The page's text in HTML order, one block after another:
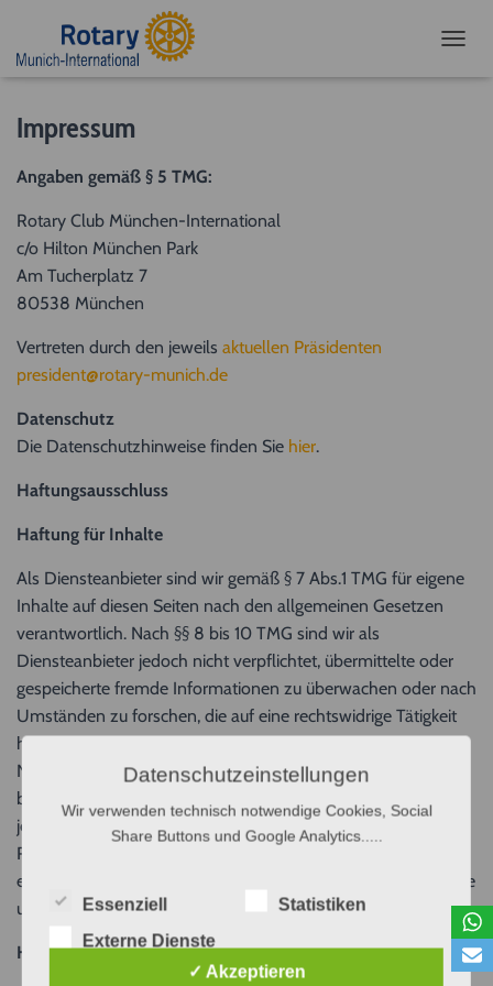
Impressum
Angaben gemäß § 5 TMG:
Rotary Club München-International
c/o Hilton München Park
Am Tucherplatz 7
80538 München
Vertreten durch den jeweils aktuellen Präsidenten
president@rotary-munich.de
Datenschutz
Die Datenschutzhinweise finden Sie hier.
Haftungsausschluss
Haftung für Inhalte
Als Diensteanbieter sind wir gemäß § 7 Abs.1 TMG für eigene
Inhalte auf diesen Seiten nach den allgemeinen Gesetzen
verantwortlich. Nach §§ 8 bis 10 TMG sind wir als
Diensteanbieter jedoch nicht verpflichtet, übermittelte oder
gespeicherte fremde Informationen zu überwachen oder nach
Umständen zu forschen, die auf eine rechtswidrige Tätigkeit
hinweisen. Verpflichtungen zur Entfernung oder Sperrung der
Nutzung von Informationen nach den allgemeinen Gesetzen
bleiben hiervon unberührt. Eine diesbezügliche Haftung ist
jedoch erst ab dem Zeitpunkt der Kenntnis einer konkreten
Rechtsverletzung möglich. Bei Bekanntwerden von
entsprechenden Rechtsverletzungen werden wir diese Inhalte
umgehend entfernen.
Haftung für Links
Datenschutzeinstellungen
Wir verwenden technisch notwendige Cookies, Social
Share Buttons und Google Analytics.....
Essenziell
Statistiken
Externe Dienste
✓ Akzeptieren